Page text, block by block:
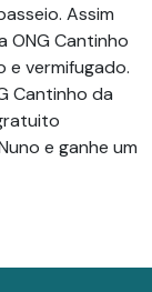
Assim
ONG Cantinho
e vermifugado.
Cantinho da
e ganhe um